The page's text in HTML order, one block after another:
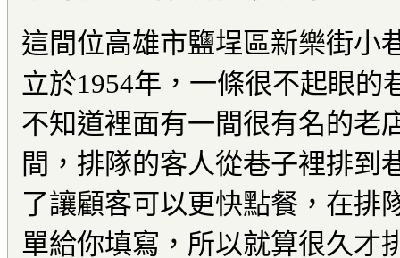
這間位高雄市鹽埕區新樂街小
立於1954年，一條很不起眼的
不知道裡面有一間很有名的老
間，排隊的客人從巷子裡排到
了讓顧客可以更快點餐，在排
單給你填寫，所以就算很久才